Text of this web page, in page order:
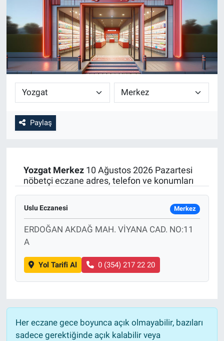
Paylaş
Yozgat Merkez10 Ağustos 2026 Pazartesi
nöbetçi eczane adres, telefon ve konumları
Uslu Eczanesi Merkez
ERDOĞAN AKDAĞ MAH. VİYANA CAD. NO:11
A
Yol Tarifi Al 0 (354) 217 22 20
Her eczane gece boyunca açık olmayabilir, bazıları
sadece gerektiğinde açık kalabilir veya
SİYASET
SAĞLIK